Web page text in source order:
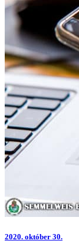
2020. október 30.